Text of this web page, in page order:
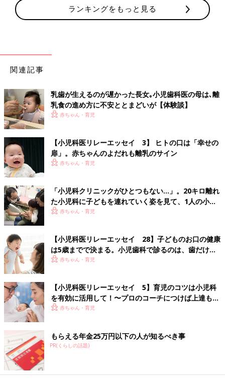
ランキングをもっと見る
関連記事
乳歯が生えるのが遅かった長女｡小児歯科医の母は､離
乳食の進め方に不安ととまどいが【体験談】
赤ちゃん・育児
【小児科医リレーエッセイ 3】 ヒトの口は「幸せの
扉」。赤ちゃんのよだれも離乳のサイン
赤ちゃん・育児
「小児科クリニックがひとつもない…」。20キロ離れ
た小児科に子どもを連れていく姿を見て、1人の小児
科医の決意
赤ちゃん・育児
【小児科医リレーエッセイ 28】子どものお口の健康
は5歳までで決まる。小児歯科で診るのは、歯だけじ
ゃない
赤ちゃん・育児
【小児科医リレーエッセイ 5】育児のコツは小児科
を有効に活用して！〜プロのコーチにつけば上達も早
い～赤ちゃん・育児
もらえる年金25万円以下の人が知るべき事
PR(くらしの話題)